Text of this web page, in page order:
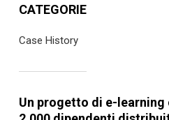
CATEGORIE
Case History
Un progetto di e-learning